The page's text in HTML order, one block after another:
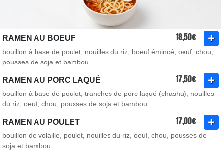
RAMEN AU BOEUF 18,50€
bouillon à base de poulet, nouilles du riz, boeuf émincé, oeuf, chou,
pousses de soja et bambou
RAMEN AU PORC LAQUÉ 17,50€
bouillon à base de poulet, tranches de porc laqué (chashu), nouilles
du riz, oeuf, chou, pousses de soja et bambou
RAMEN AU POULET 17,00€
bouillon de volaille, poulet, nouilles du riz, oeuf, chou, pousses de
soja et bambou